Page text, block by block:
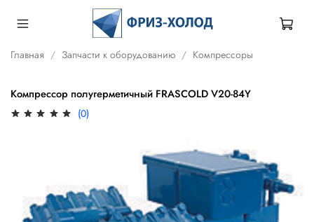
Главная Запчасти к оборудованию Компрессоры
Компрессор полугерметичный FRASCOLD V20-84Y
(0)